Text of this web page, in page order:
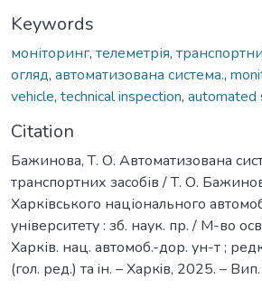
Keywords
моніторинг, телеметрія,
огляд, автоматизована система.,
vehicle, technical inspection, automated
Citation
Бажинова, Т. О. Автоматизована
транспортних засобів / Т. О.
Харківського національного
університету : зб. наук. пр. / М-во
Харків. нац. автомоб.-дор. ун-т ;
(гол. ред.) та iн. – Харкiв, 2025. –